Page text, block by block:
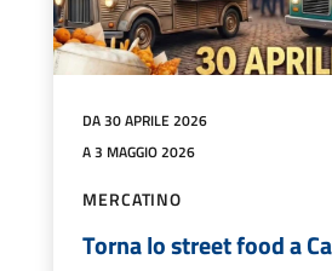
DA 30 APRILE 2026
A 3 MAGGIO 2026
MERCATINO
Torna lo street food a